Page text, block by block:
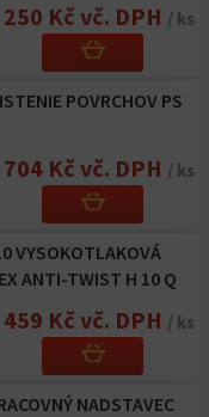
Kč vč. DPH / ks
POVRCHOV PS
704 Kč vč. DPH / ks
VYSOKOTLAKOVÁ
ANTI-TWIST H 10 Q
Kč vč. DPH / ks
NADSTAVEC